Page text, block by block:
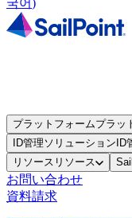
プラットフォームプラッ
ID管理ソリューション
リソース リソース
お問い合わせ
資料請求